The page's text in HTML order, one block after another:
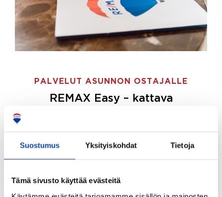
Suostumus Yksityiskohdat Tietoja
Tämä sivusto käyttää evästeitä
PALVELUT ASUNNON OSTAJALLE
REMAX Easy – kattava
ostajille.
Tee ostotoimeksianto ja etsimme juuri